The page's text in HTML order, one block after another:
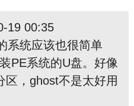
19 00:35
系统应该也很简单
PE系统的U盘。好像
区，ghost不是太好用